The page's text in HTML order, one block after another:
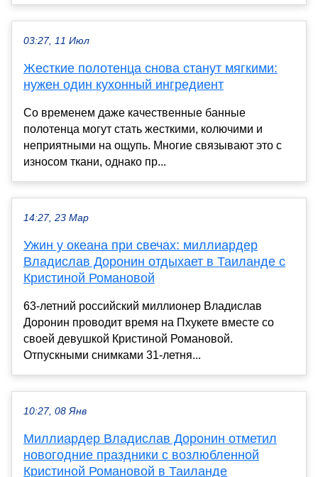
03:27, 11 Июл
Жесткие полотенца снова станут мягкими:
нужен один кухонный ингредиент
Со временем даже качественные банные
полотенца могут стать жесткими, колючими и
неприятными на ощупь. Многие связывают это с
износом ткани, однако пр...
14:27, 23 Мар
Ужин у океана при свечах: миллиардер
Владислав Доронин отдыхает в Таиланде с
Кристиной Романовой
63-летний российский миллионер Владислав
Доронин проводит время на Пхукете вместе со
своей девушкой Кристиной Романовой.
Отпускными снимками 31-летня...
10:27, 08 Янв
Миллиардер Владислав Доронин отметил
новогодние праздники с возлюбленной
Кристиной Романовой в Таиланде